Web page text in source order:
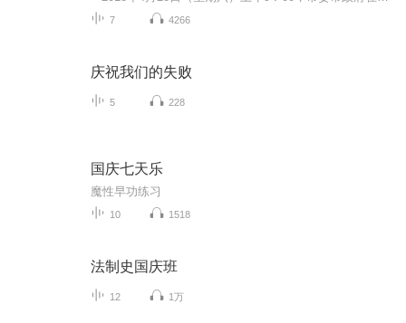
7 4266
庆祝我们的失败
5 228
国庆七天乐
魔性早功练习
10 1518
法制史国庆班
12 1万